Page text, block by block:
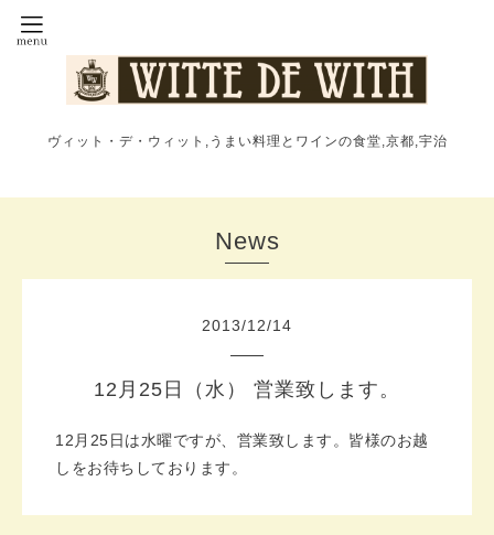
ヴィット・デ・ウィット,うまい料理とワインの食堂,京都,宇治
News
2013/12/14
12月25日（水） 営業致します。
12月25日は水曜ですが、営業致します。皆様のお越
しをお待ちしております。